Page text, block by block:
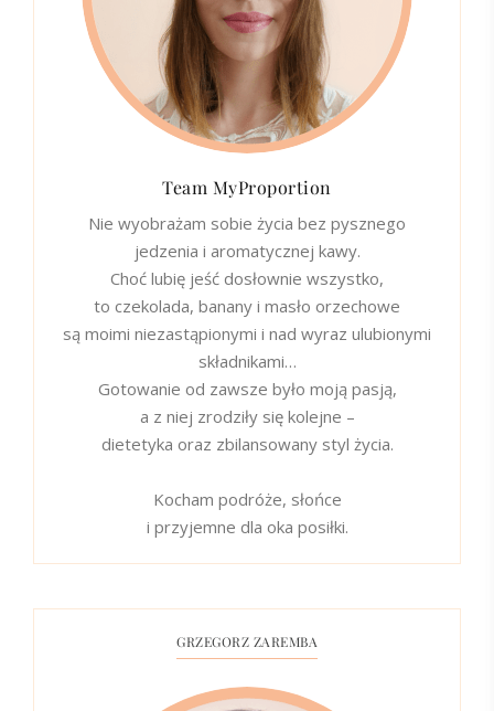
Team MyProportion
Nie wyobrażam sobie życia bez pysznego
jedzenia i aromatycznej kawy.
Choć lubię jeść dosłownie wszystko,
to czekolada, banany i masło orzechowe
są moimi niezastąpionymi i nad wyraz ulubionymi
składnikami…
Gotowanie od zawsze było moją pasją,
a z niej zrodziły się kolejne –
dietetyka oraz zbilansowany styl życia.
Kocham podróże, słońce
i przyjemne dla oka posiłki.
GRZEGORZ ZAREMBA